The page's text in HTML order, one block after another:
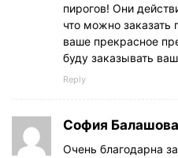
пирогов! Они
что можно заказать
ваше прекрасное
буду заказывать
Reply
София Балашова
Очень благодарна